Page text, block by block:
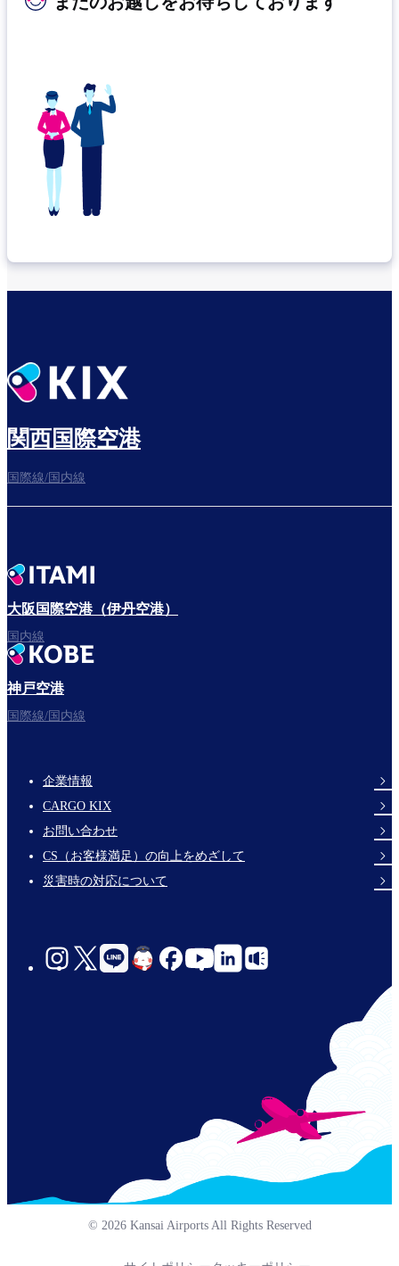
関西国際空港
国際線/国内線
大阪国際空港（伊丹空港）
国内線
神戸空港
国際線/国内線
Footer
Links
企業情報
CARGO KIX
お問い合わせ
CS（お客様満足）の向上をめざして
災害時の対応について
social-
© 2026 Kansai Airports All Rights Reserved